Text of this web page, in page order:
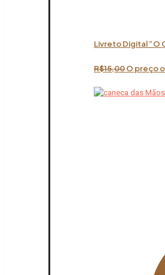
Livreto Digital “O
R$15,00O preço